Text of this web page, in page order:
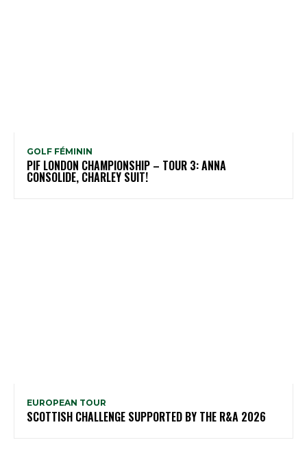
GOLF FÉMININ
PIF LONDON CHAMPIONSHIP – TOUR 3: ANNA
CONSOLIDE, CHARLEY SUIT!
EUROPEAN TOUR
SCOTTISH CHALLENGE SUPPORTED BY THE R&A 2026